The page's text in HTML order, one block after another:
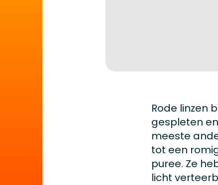
Rode linzen
gespleten
meeste
tot een
puree. Ze
licht